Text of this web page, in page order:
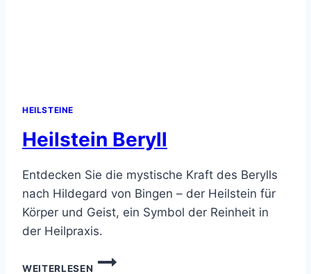
HEILSTEINE
Heilstein Beryll
Entdecken Sie die mystische Kraft des Berylls
nach Hildegard von Bingen – der Heilstein für
Körper und Geist, ein Symbol der Reinheit in
der Heilpraxis.
WEITERLESEN
HEILSTEIN